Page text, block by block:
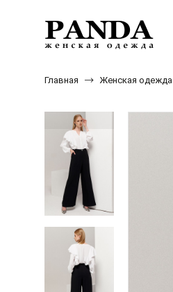
Главная Женская одежда